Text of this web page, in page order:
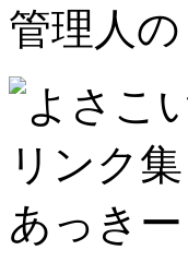
管理人